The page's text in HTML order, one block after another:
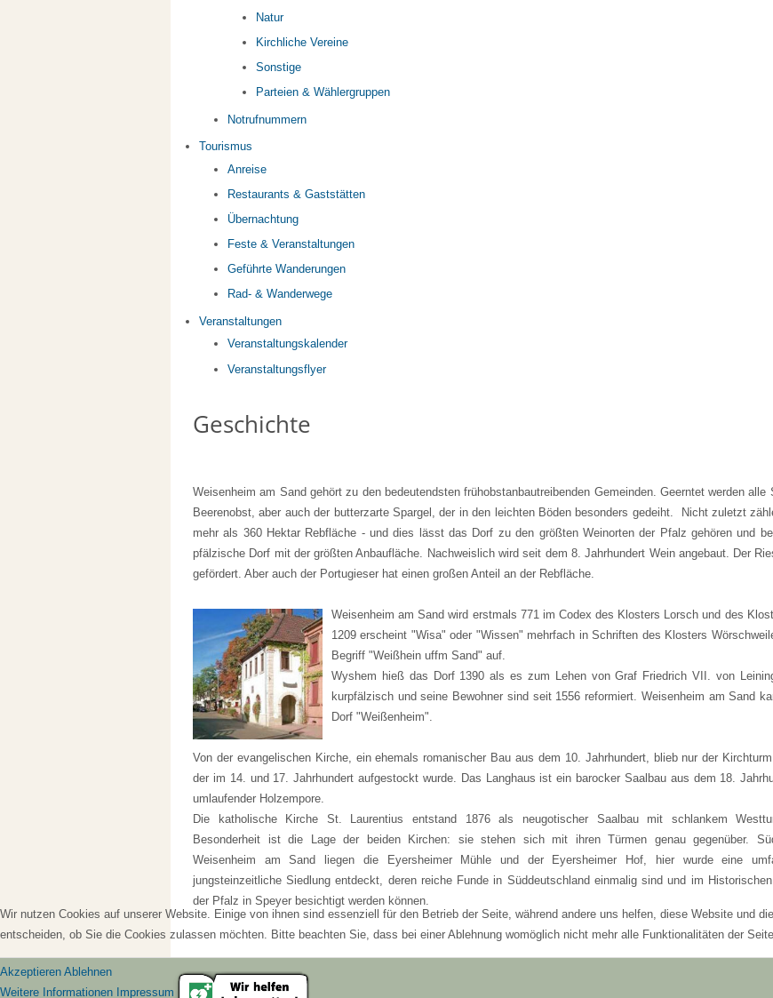
Natur
Kirchliche Vereine
Sonstige
Parteien & Wählergruppen
Notrufnummern
Tourismus
Anreise
Restaurants & Gaststätten
Übernachtung
Feste & Veranstaltungen
Geführte Wanderungen
Rad- & Wanderwege
Veranstaltungen
Veranstaltungskalender
Veranstaltungsflyer
Geschichte
Weisenheim am Sand gehört zu den bedeutendsten frühobstanbautreibenden Gemeinden. Geerntet werden alle
Beerenobst, aber auch der butterzarte Spargel, der in den leichten Böden besonders gedeiht. Nicht zuletzt
mehr als 360 Hektar Rebfläche - und dies lässt das Dorf zu den größten Weinorten der Pfalz gehören und
pfälzische Dorf mit der größten Anbaufläche. Nachweislich wird seit dem 8. Jahrhundert Wein angebaut. Der
gefördert. Aber auch der Portugieser hat einen großen Anteil an der Rebfläche.
Weisenheim am Sand wird erstmals 771 im Codex des Klosters Lorsch und des
1209 erscheint "Wisa" oder "Wissen" mehrfach in Schriften des Klosters
Begriff "Weißhein uffm Sand" auf.
Wyshem hieß das Dorf 1390 als es zum Lehen von Graf Friedrich VII. von
kurpfälzisch und seine Bewohner sind seit 1556 reformiert. Weisenheim am Sand
Dorf "Weißenheim".
Von der evangelischen Kirche, ein ehemals romanischer Bau aus dem 10. Jahrhundert, blieb nur der
der im 14. und 17. Jahrhundert aufgestockt wurde. Das Langhaus ist ein barocker Saalbau aus dem 18.
umlaufender Holzempore.
Die katholische Kirche St. Laurentius entstand 1876 als neugotischer Saalbau mit schlankem
Besonderheit ist die Lage der beiden Kirchen: sie stehen sich mit ihren Türmen genau gegenüber.
Weisenheim am Sand liegen die Eyersheimer Mühle und der Eyersheimer Hof, hier wurde eine
jungsteinzeitliche Siedlung entdeckt, deren reiche Funde in Süddeutschland einmalig sind und im
der Pfalz in Speyer besichtigt werden können.
Wir nutzen Cookies auf unserer Website. Einige von ihnen sind essenziell für den Betrieb der Seite, während andere uns helfen, diese Website und
entscheiden, ob Sie die Cookies zulassen möchten. Bitte beachten Sie, dass bei einer Ablehnung womöglich nicht mehr alle Funktionalitäten der
Akzeptieren Ablehnen
Weitere Informationen Impressum